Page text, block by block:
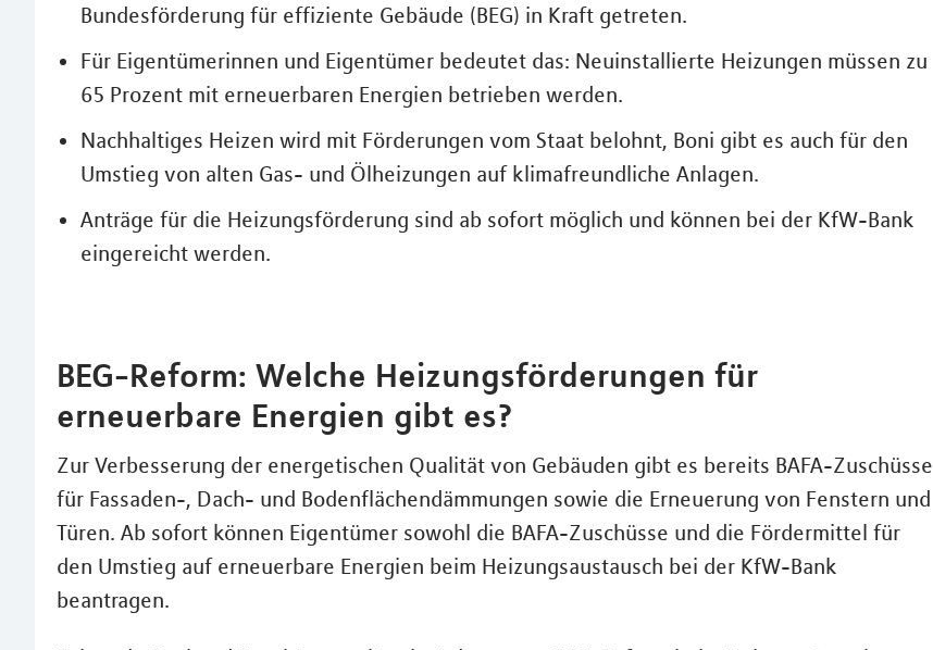
Bundesförderung für effiziente Gebäude (BEG) in Kraft getreten.
Für Eigentümerinnen und Eigentümer bedeutet das: Neuinstallierte Heizungen müssen zu
65 Prozent mit erneuerbaren Energien betrieben werden.
Nachhaltiges Heizen wird mit Förderungen vom Staat belohnt, Boni gibt es auch für den
Umstieg von alten Gas- und Ölheizungen auf klimafreundliche Anlagen.
Anträge für die Heizungsförderung sind ab sofort möglich und können bei der KfW-Bank
eingereicht werden.
BEG-Reform: Welche Heizungsförderungen für
erneuerbare Energien gibt es?
Zur Verbesserung der energetischen Qualität von Gebäuden gibt es bereits BAFA-Zuschüsse
für Fassaden-, Dach- und Bodenflächendämmungen sowie die Erneuerung von Fenstern und
Türen. Ab sofort können Eigentümer sowohl die BAFA-Zuschüsse und die Fördermittel für
den Umstieg auf erneuerbare Energien beim Heizungsaustausch bei der KfW-Bank
beantragen.